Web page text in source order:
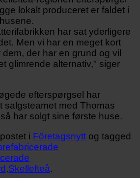
lokalt produceret er faldet i
har sat yderligere
Men vi har en meget kort
der har en grund og vil
glimrende alternativ," siger
efterspørgsel har
salgsteamet med Thomas
har solgt sine første huse.
i Företagsnytt og tagged
,Skellefteå.